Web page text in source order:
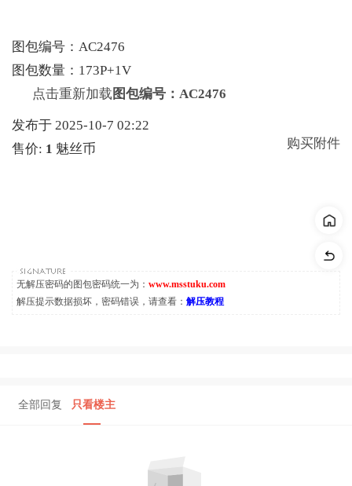
图包编号：AC2476
图包数量：173P+1V
点击重新加载 图包编号：AC2476
发布于 2025-10-7 02:22
售价: 1 魅丝币 购买附件
无解压密码的图包密码统一为： www.msstuku.com
解压提示数据损坏，密码错误，请查看： 解压教程
全部回复 只看楼主